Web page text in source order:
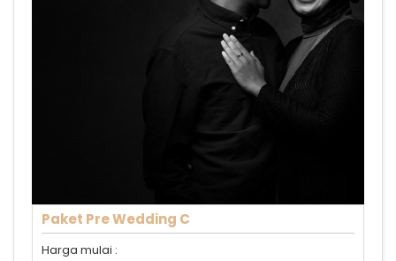
Paket Pre Wedding C
Harga mulai :